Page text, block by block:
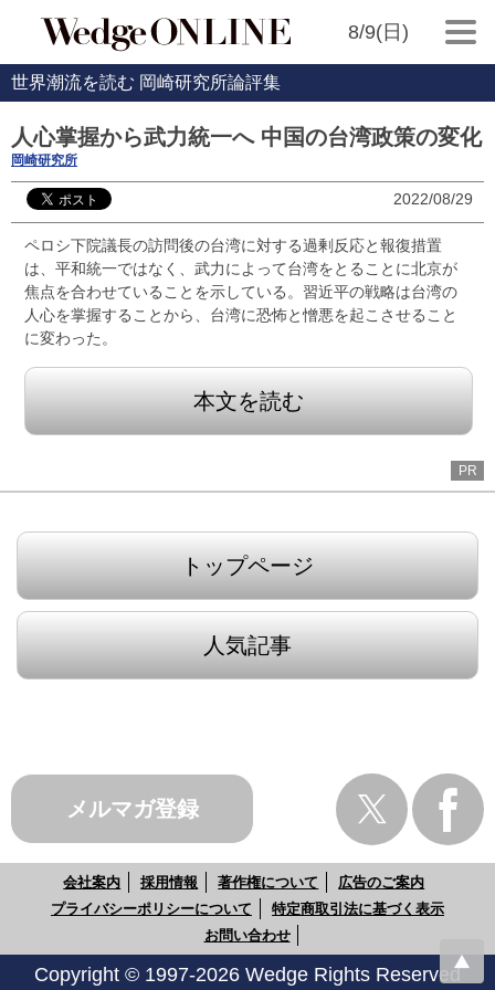
8/9(日)
世界潮流を読む 岡崎研究所論評集
人心掌握から武力統一へ 中国の台湾政策の変化
岡崎研究所
2022/08/29
ペロシ下院議長の訪問後の台湾に対する過剰反応と報復措置
は、平和統一ではなく、武力によって台湾をとることに北京が
焦点を合わせていることを示している。習近平の戦略は台湾の
人心を掌握することから、台湾に恐怖と憎悪を起こさせること
に変わった。
本文を読む
PR
トップページ
人気記事
メルマガ登録
会社案内 採用情報 著作権について
広告のご案内
プライバシーポリシーについて
特定商取引法に基づく表示
お問い合わせ
Copyright © 1997-2026 Wedge Rights Reserved